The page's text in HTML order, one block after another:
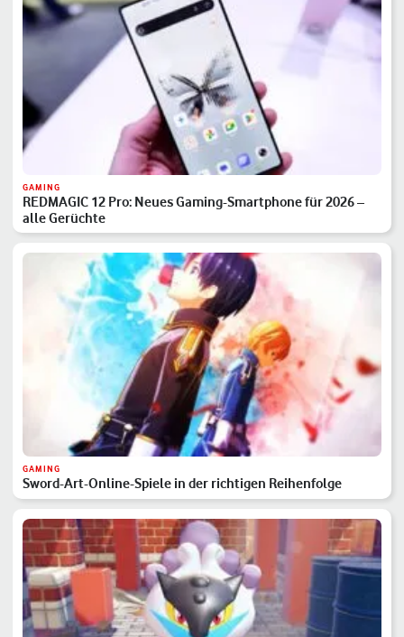
GAMING
REDMAGIC 12 Pro: Neues Gaming-Smartphone für 2026 –
alle Gerüchte
GAMING
Sword-Art-Online-Spiele in der richtigen Reihenfolge